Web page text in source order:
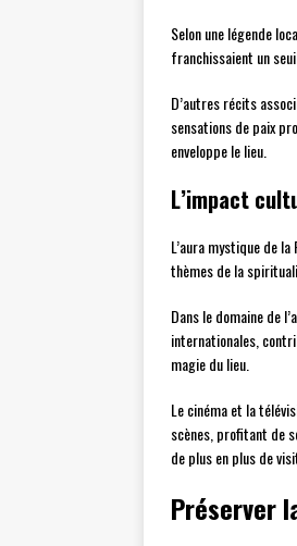
Selon une légende
franchissaient un
D’autres récits
sensations de paix
enveloppe le lieu.
L’impact
L’aura mystique de
thèmes de la
Dans le domaine de
internationales,
magie du lieu.
Le cinéma et la
scènes, profitant de
de plus en plus de
Préserver